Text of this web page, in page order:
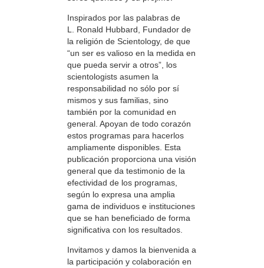
Inspirados por las palabras de
L. Ronald Hubbard, Fundador de
la religión de Scientology, de que
“un ser es valioso en la medida en
que pueda servir a otros”, los
scientologists asumen la
responsabilidad no sólo por sí
mismos y sus familias, sino
también por la comunidad en
general. Apoyan de todo corazón
estos programas para hacerlos
ampliamente disponibles. Esta
publicación proporciona una visión
general que da testimonio de la
efectividad de los programas,
según lo expresa una amplia
gama de individuos e instituciones
que se han beneficiado de forma
significativa con los resultados.
Invitamos y damos la bienvenida a
la participación y colaboración en